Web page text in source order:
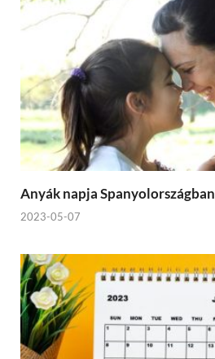
Anyák napja Spanyolországban
2023-05-07